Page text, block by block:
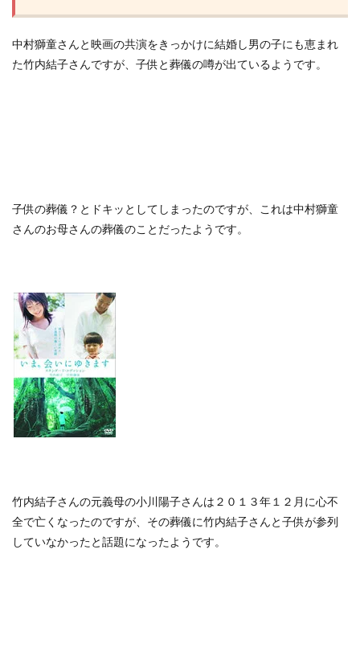
中村獅童さんと映画の共演をきっかけに結婚し男の子にも恵まれ
た竹内結子さんですが、子供と葬儀の噂が出ているようです。
子供の葬儀？とドキッとしてしまったのですが、これは中村獅童
さんのお母さんの葬儀のことだったようです。
竹内結子さんの元義母の小川陽子さんは２０１３年１２月に心不
全で亡くなったのですが、その葬儀に竹内結子さんと子供が参列
していなかったと話題になったようです。